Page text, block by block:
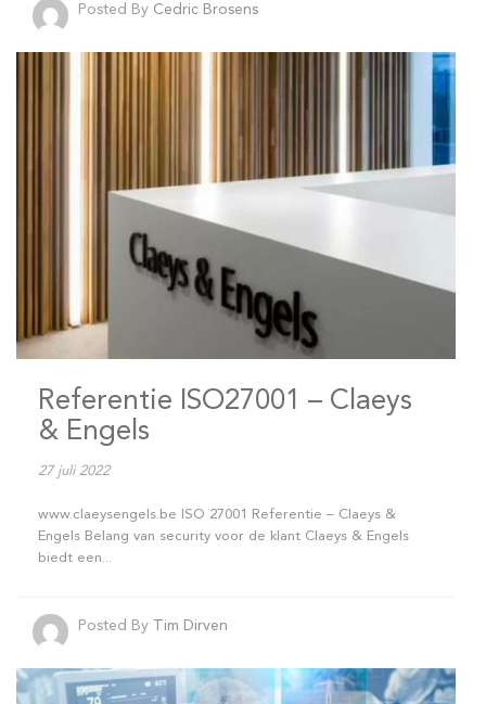
Posted By Cedric Brosens
Referentie ISO27001 – Claeys
& Engels
27 juli 2022
www.claeysengels.be ISO 27001 Referentie – Claeys &
Engels Belang van security voor de klant Claeys & Engels
biedt een...
Posted By Tim Dirven